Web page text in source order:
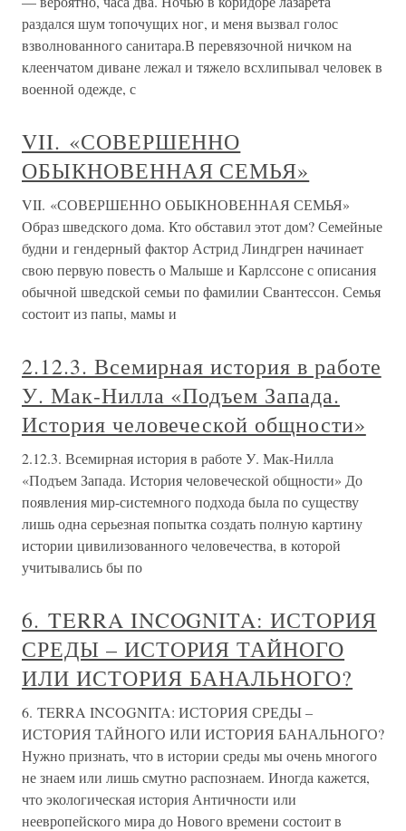
раздался шум топочущих ног, и меня вызвал голос
взволнованного санитара.В перевязочной ничком на
клеенчатом диване лежал и тяжело всхлипывал человек в
военной одежде, с
VII. «СОВЕРШЕННО
ОБЫКНОВЕННАЯ СЕМЬЯ»
VII. «СОВЕРШЕННО ОБЫКНОВЕННАЯ СЕМЬЯ»
Образ шведского дома. Кто обставил этот дом? Семейные
будни и гендерный фактор Астрид Линдгрен начинает
свою первую повесть о Малыше и Карлссоне с описания
обычной шведской семьи по фамилии Свантессон. Семья
состоит из папы, мамы и
2.12.3. Всемирная история в работе
У. Мак-Нилла «Подъем Запада.
История человеческой общности»
2.12.3. Всемирная история в работе У. Мак-Нилла
«Подъем Запада. История человеческой общности» До
появления мир-системного подхода была по существу
лишь одна серьезная попытка создать полную картину
истории цивилизованного человечества, в которой
учитывались бы по
6. TERRA INCOGNITA: ИСТОРИЯ
СРЕДЫ – ИСТОРИЯ ТАЙНОГО
ИЛИ ИСТОРИЯ БАНАЛЬНОГО?
6. TERRA INCOGNITA: ИСТОРИЯ СРЕДЫ –
ИСТОРИЯ ТАЙНОГО ИЛИ ИСТОРИЯ БАНАЛЬНОГО?
Нужно признать, что в истории среды мы очень многого
не знаем или лишь смутно распознаем. Иногда кажется,
что экологическая история Античности или
неевропейского мира до Нового времени состоит в